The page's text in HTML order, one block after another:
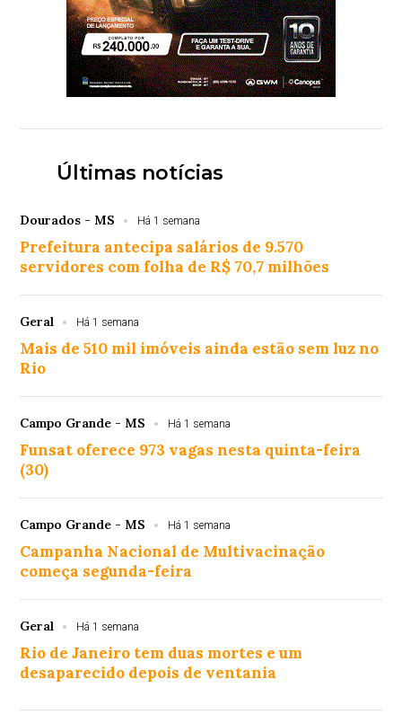
Últimas notícias
Dourados - MS Há 1 semana
Prefeitura antecipa salários de 9.570
servidores com folha de R$ 70,7 milhões
Geral Há 1 semana
Mais de 510 mil imóveis ainda estão sem luz no
Rio
Campo Grande - MS Há 1 semana
Funsat oferece 973 vagas nesta quinta-feira
(30)
Campo Grande - MS Há 1 semana
Campanha Nacional de Multivacinação
começa segunda-feira
Geral Há 1 semana
Rio de Janeiro tem duas mortes e um
desaparecido depois de ventania